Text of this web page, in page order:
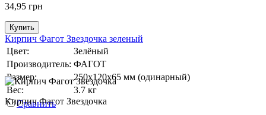
34,95 грн
Купить
Кирпич Фагот Звездочка зеленый
Цвет:
Зелёный
Производитель: ФАГОТ
Размер:
250х120х65 мм (одинарный)
Вес:
3.7 кг
Сравнить
Кирпич Фагот Звездочка